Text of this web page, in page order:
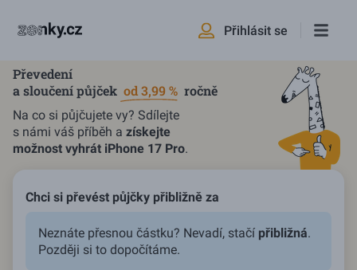
Přihlásit se
Převedení
a sloučení půjček od 3,99 % ročně
Na co si půjčujete vy? Sdílejte
s námi váš příběh a získejte
možnost vyhrát iPhone 17 Pro.
Chci si převést půjčky přibližně za
Neznáte přesnou částku? Nevadí, stačí přibližná.
Později si to dopočítáme.